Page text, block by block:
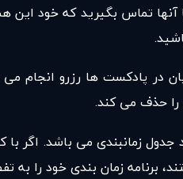
با آنها تماس بگیرید که
در پادکست ها رزرو انجام
حذف می کند.
زمانبندی می باشد. اگر
برنامه زمان بندی خود را به